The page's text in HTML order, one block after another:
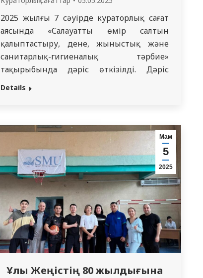
2025 жылғы 7 сәуірде кураторлық сағат
аясында «Салауатты өмір салтын
қалыптастыру, дене, жыныстық және
санитарлық-гигиеналық тәрбие»
тақырыбында дәріс өткізілді. Дәріс
«Медицина» мамандығының 441-
туралы білім тарату. Дәріс мазмұнды
өтті, студенттер қызықты баяндама үшін
кураторға алғыстарын білдірді. Топ
кураторы: Балалар аурулары
пропедевтикасы кафедрасының
ассистенті…
Details
Мам
5
2025
Ұлы Жеңістің 80 жылдығына